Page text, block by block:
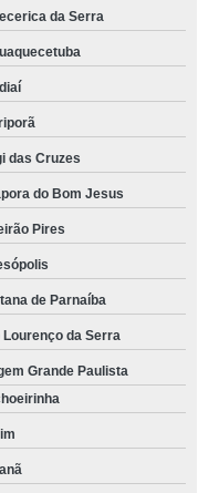
da Serra
das Cruzes
do Bom Jesus
Pires
de Parnaíba
Lourenço da Serra
Grande Paulista